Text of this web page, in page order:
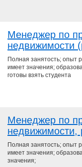
Менеджер по
недвижимости
Полная занятость; опыт
имеет значения;
готовы взять студента
Менеджер по
недвижимости,
Полная занятость; опыт
имеет значения;
значения;